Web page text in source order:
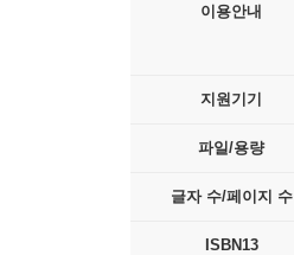
이용안내
지원기기
파일/용량
글자 수/페이지 수
ISBN13